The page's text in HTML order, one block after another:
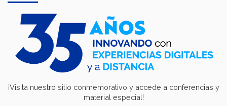
¡Visita nuestro sitio conmemorativo y accede a conferencias y
material especial!